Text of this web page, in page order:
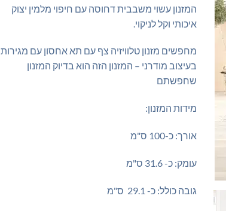
המזנון עשוי משבבית דחוסה עם חיפוי מלמין יצוק
איכותי וקל לניקוי.
מחפשים מזנון טלוויזיה צף עם תא אחסון עם מגירות
בעיצוב מודרני – המזנון הזה הוא בדיוק המזנון
שחפשתם
מידות המזנון:
אורך: כ-100 ס"מ
עומק: כ- 31.6 ס"מ
גובה כולל: כ- 29.1 ס"מ